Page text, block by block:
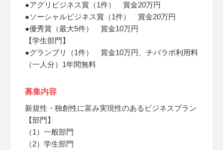
●アグリビジネス賞（1件） 賞金20万円
●ソーシャルビジネス賞（1件） 賞金20万円
●優秀賞（最大5件） 賞金10万円
【学生部門】
●グランプリ（1件） 賞金10万円、チバラボ利用料
（一人分）1年間無料
募集内容
新規性・独創性に富み実現性のあるビジネスプラン
【部門】
（1）一般部門
（2）学生部門